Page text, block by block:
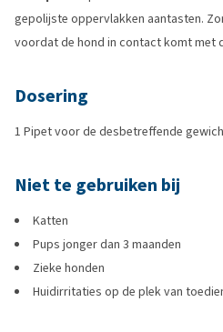
gepolijste oppervlakken aantasten.
voordat de hond in contact komt met
Dosering
1 Pipet voor de desbetreffende
Niet te gebruiken bij
Katten
Pups jonger dan 3 maanden
Zieke honden
Huidirritaties op de plek van